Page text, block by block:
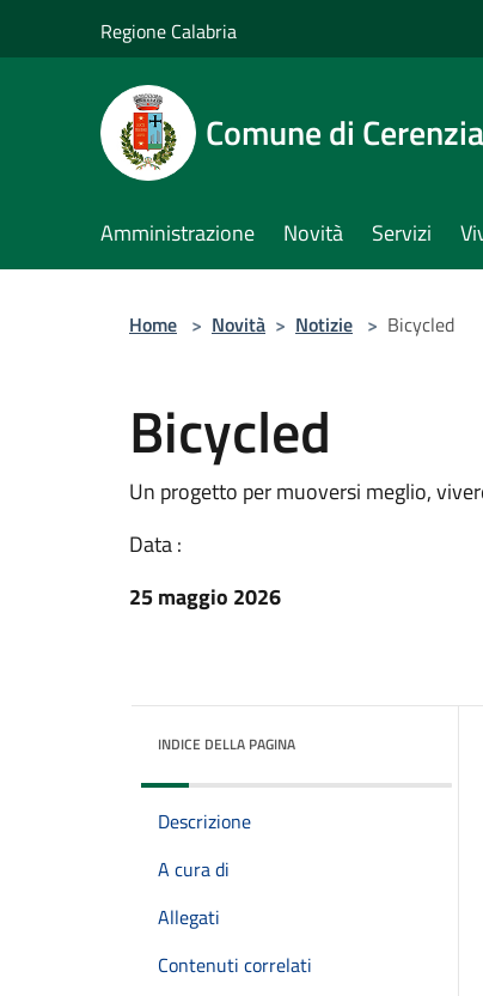
Regione Calabria
Comune di Cerenzia
Amministrazione Novità Servizi
Home > Novità > Notizie > Bicycled
Bicycled
Un progetto per muoversi meglio,
Data :
25 maggio 2026
INDICE DELLA PAGINA
Descrizione
A cura di
Allegati
Contenuti correlati